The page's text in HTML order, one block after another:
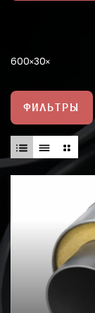
600 30
ФИЛЬТРЫ